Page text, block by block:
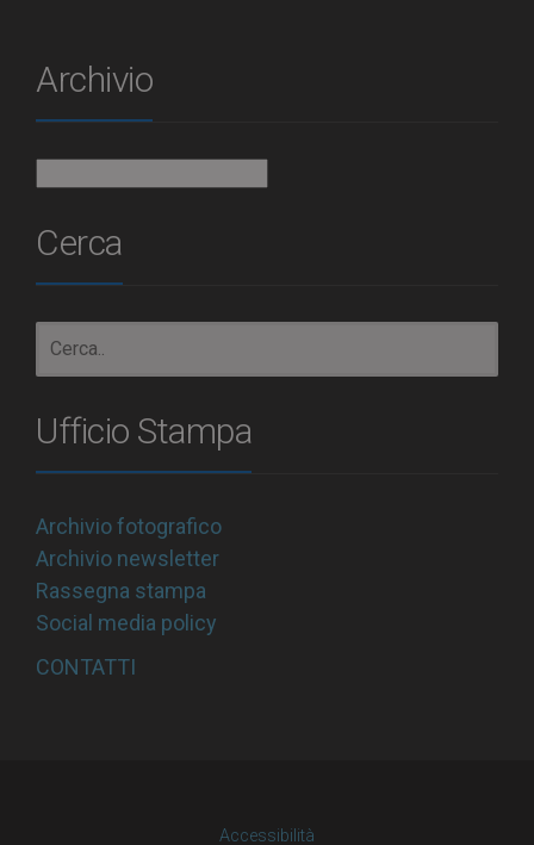
Archivio
Cerca
Ufficio Stampa
Archivio fotografico
Archivio newsletter
Rassegna stampa
Social media policy
CONTATTI
Accessibilità